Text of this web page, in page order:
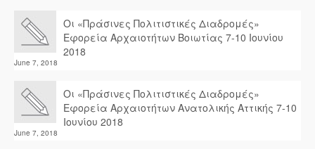
Οι «Πράσινες Πολιτιστικές Διαδρομές»
Εφορεία Αρχαιοτήτων Βοιωτίας 7-10 Ιουνίου
2018
June 7, 2018
Οι «Πράσινες Πολιτιστικές Διαδρομές»
Εφορεία Αρχαιοτήτων Ανατολικής Αττικής 7-10
Ιουνίου 2018
June 7, 2018